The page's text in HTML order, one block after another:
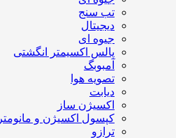
تب سنج
دیجیتال
جیوه ای
پالس اکسیمتر انگشتی
آمبوبگ
تصویه هوا
دیابت
اکسیژن ساز
کپسول اکسیژن و مانومتر
ترازو